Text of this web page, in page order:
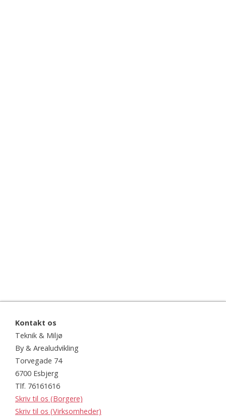
Kontakt os
Teknik & Miljø
By & Arealudvikling
Torvegade 74
6700 Esbjerg
Tlf. 76161616
Skriv til os (Borgere)
Skriv til os (Virksomheder)